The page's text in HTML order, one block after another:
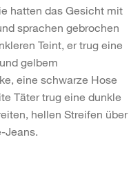
hatten das Gesicht mit
sprachen gebrochen
Teint, er trug eine
gelbem
eine schwarze Hose
Täter trug eine dunkle
hellen Streifen über
Jeans.